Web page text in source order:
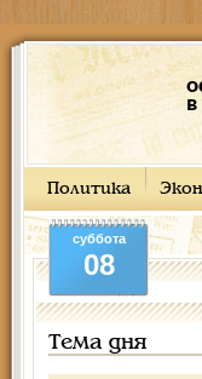
Политика
суббота
08
Тема дня